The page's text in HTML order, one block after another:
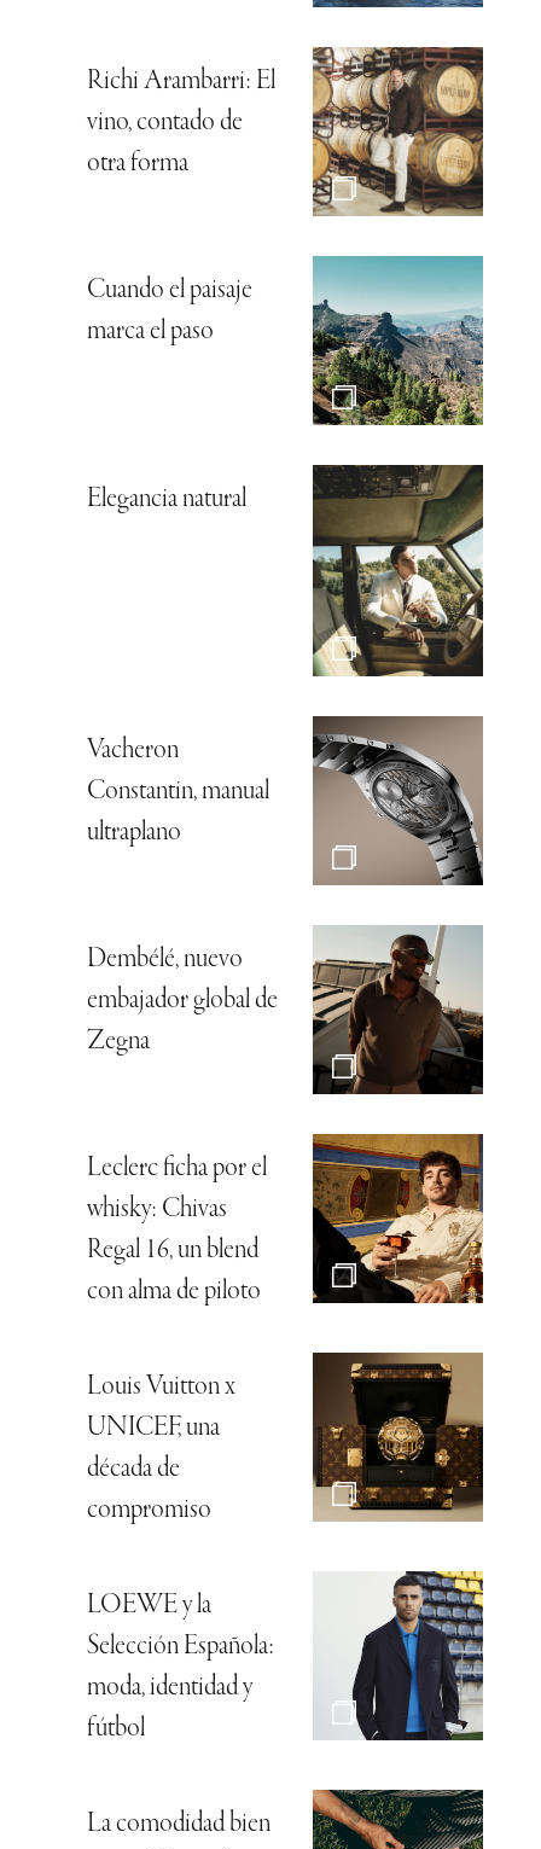
Richi Arambarri: El
vino, contado de
otra forma
Cuando el paisaje
marca el paso
Elegancia natural
Vacheron
Constantin, manual
ultraplano
Dembélé, nuevo
embajador global de
Zegna
Leclerc ficha por el
whisky: Chivas
Regal 16, un blend
con alma de piloto
Louis Vuitton x
UNICEF, una
década de
compromiso
LOEWE y la
Selección Española:
moda, identidad y
fútbol
La comodidad bien